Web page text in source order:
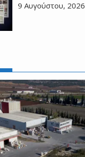
9 Αυγούστου, 2026